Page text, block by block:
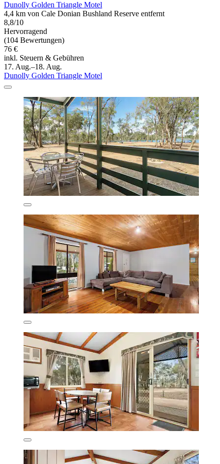
Dunolly Golden Triangle Motel
4,4 km von Cale Donian Bushland Reserve entfernt
8,8/10
Hervorragend
(104 Bewertungen)
76 €
inkl. Steuern & Gebühren
17. Aug.–18. Aug.
Dunolly Golden Triangle Motel